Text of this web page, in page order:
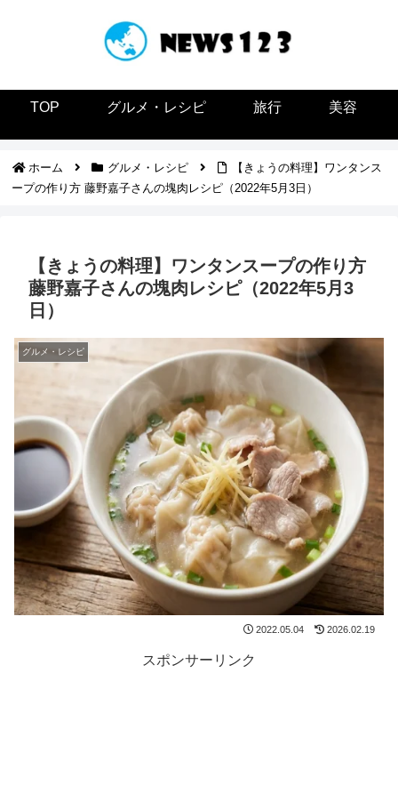
TOP グルメ・レシピ 旅行 美容
ホーム グルメ・レシピ
【きょうの料理】ワンタンス
ープの作り方 藤野嘉子さんの塊肉レシピ（2022年5月3日）
【きょうの料理】ワンタンスープの作り方
藤野嘉子さんの塊肉レシピ（2022年5月3
日）
グルメ・レシピ
2022.05.04 2026.02.19
スポンサーリンク